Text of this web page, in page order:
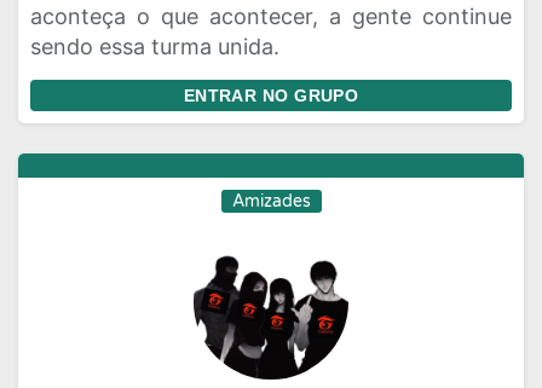
aconteça o que acontecer, a gente continue
sendo essa turma unida.
ENTRAR NO GRUPO
Amizades